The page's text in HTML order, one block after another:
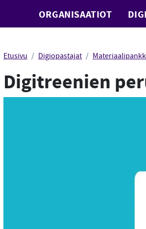
ORGANISAATIOT
Etusivu Digiopastajat
Digitreenien